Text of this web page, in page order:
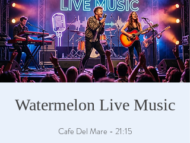
Watermelon Live Music
Cafe Del Mare - 21:15